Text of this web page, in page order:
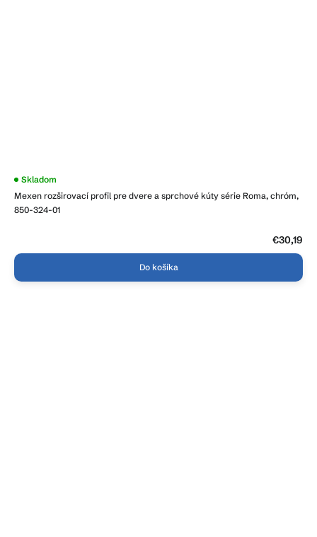
Mexen rozširovací profil pre dvere a sprchové kúty série Roma, chróm,
850-324-01
Skladom
€30,19
Do košíka